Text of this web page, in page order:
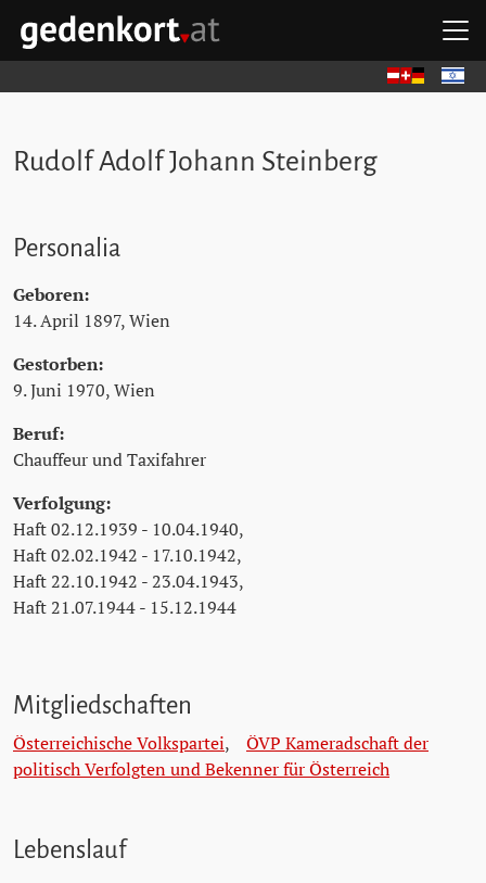
Zum Hauptinhalt springen
Zum Hauptmenü springen
Zu den Quicklinks springen
GEDENKORT - STARTSEITE
Deutsch
עברית
Rudolf Adolf Johann Steinberg
Personalia
Geboren:
14. April 1897, Wien
Gestorben:
9. Juni 1970, Wien
Beruf:
Chauffeur und Taxifahrer
Verfolgung:
Haft 02.12.1939 - 10.04.1940,
Haft 02.02.1942 - 17.10.1942,
Haft 22.10.1942 - 23.04.1943,
Haft 21.07.1944 - 15.12.1944
Mitgliedschaften
Österreichische Volkspartei, ÖVP Kameradschaft der
politisch Verfolgten und Bekenner für Österreich
Lebenslauf